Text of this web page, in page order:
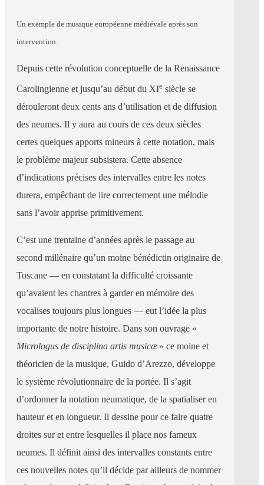
Un exemple de musique européenne médiévale après son
intervention.
Depuis cette révolution conceptuelle de la Renaissance
Carolingienne et jusqu’au début du XIe siècle se
dérouleront deux cents ans d’utilisation et de diffusion
des neumes. Il y aura au cours de ces deux siècles
certes quelques apports mineurs à cette notation, mais
le problème majeur subsistera. Cette absence
d’indications précises des intervalles entre les notes
durera, empêchant de lire correctement une mélodie
sans l’avoir apprise primitivement.
C’est une trentaine d’années après le passage au
second millénaire qu’un moine bénédictin originaire de
Toscane — en constatant la difficulté croissante
qu’avaient les chantres à garder en mémoire des
vocalises toujours plus longues — eut l’idée la plus
importante de notre histoire. Dans son ouvrage «
Micrologus de disciplina artis musicæ » ce moine et
théoricien de la musique, Guido d’Arezzo, développe
le système révolutionnaire de la portée. Il s’agit
d’ordonner la notation neumatique, de la spatialiser en
hauteur et en longueur. Il dessine pour ce faire quatre
droites sur et entre lesquelles il place nos fameux
neumes. Il définit ainsi des intervalles constants entre
ces nouvelles notes qu’il décide par ailleurs de nommer